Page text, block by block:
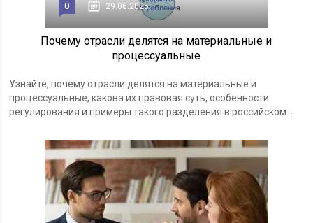
0 29.06.2025
Почему отрасли делятся на материальные и
процессуальные
Узнайте, почему отрасли делятся на материальные и
процессуальные, какова их правовая суть, особенности
регулирования и примеры такого разделения в российском...